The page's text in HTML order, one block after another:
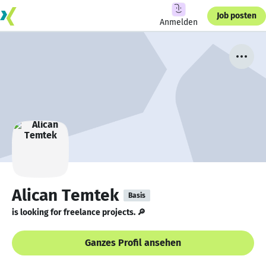
Anmelden
Job posten
Alican Temtek Basis
is looking for freelance projects. 🔎
Ganzes Profil ansehen